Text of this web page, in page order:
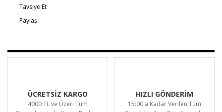
Tavsiye Et
Paylaş
ÜCRETSİZ KARGO
4000 TL ve Üzeri Tüm
HIZLI GÖNDERİM
15:00'a Kadar Verilen Tüm